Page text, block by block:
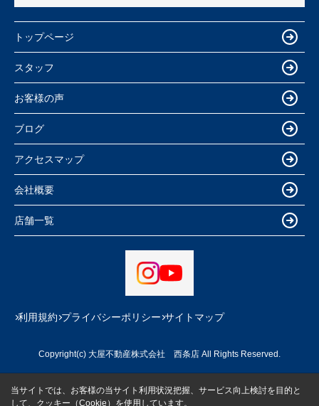
トップページ
スタッフ
お客様の声
ブログ
アクセスマップ
会社概要
店舗一覧
利用規約 プライバシーポリシー サイトマップ
Copyright(c) 大屋不動産株式会社 西条店 All Rights Reserved.
当サイトでは、お客様の当サイト利用状況把握、サービス向上検討を目的と
して、クッキー（Cookie）を使用しています。